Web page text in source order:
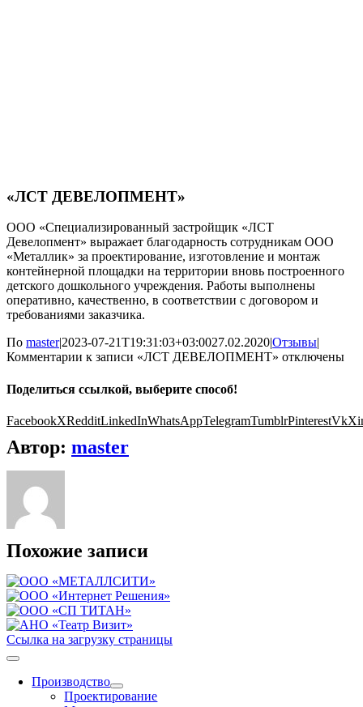
«ЛСТ ДЕВЕЛОПМЕНТ»
ООО «Специализированный застройщик «ЛСТ
Девелопмент» выражает благодарность сотрудникам ООО
«Металлик» за проектирование, изготовление и монтаж
контейнерной площадки на территории вновь построенного
детского дошкольного учреждения. Работы выполнены
оперативно, качественно, в соответствии с договором и
требованиями заказчика.
По master|2023-07-21T19:31:03+03:0027.02.2020|Отзывы|
Комментарии к записи «ЛСТ ДЕВЕЛОПМЕНТ» отключены
Поделиться ссылкой, выберите способ!
FacebookXRedditLinkedInWhatsAppTelegramTumblrPinterestVk
Автор: master
Похожие записи
Ссылка на загрузку страницы
Производство
Проектирование